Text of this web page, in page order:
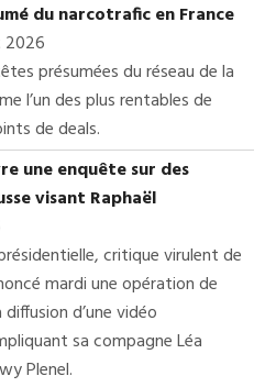
du narcotrafic en France
présumées du réseau de la
l’un des plus rentables de
de deals.
une enquête sur des
visant Raphaël
critique virulent de
mardi une opération de
d’une vidéo
sa compagne Léa
Plenel.